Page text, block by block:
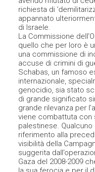
richiesta di
appannato
di Israele.
La Commissione
quello che per loro è
una commissione di
accuse di crimini di
Schabas, un famoso
internazionale,
genocidio, sia stato
di grande significato
grande rilevanza per
viene combattuta
palestinese. Qualcuno
riferimento alla
visibilità della
suggerita
Gaza del 2008-2009